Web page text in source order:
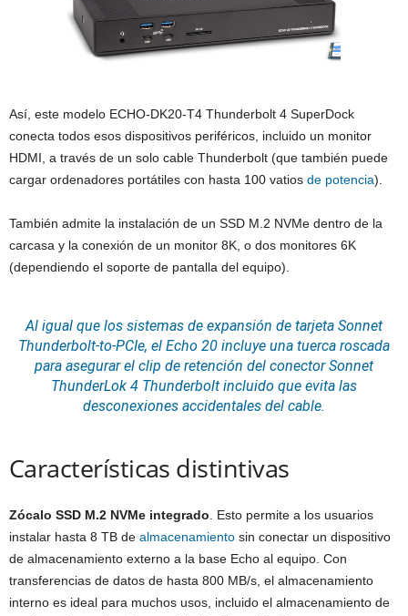
Así, este modelo ECHO-DK20-T4 Thunderbolt 4 SuperDock
conecta todos esos dispositivos periféricos, incluido un monitor
HDMI, a través de un solo cable Thunderbolt (que también puede
cargar ordenadores portátiles con hasta 100 vatios de potencia).
También admite la instalación de un SSD M.2 NVMe dentro de la
carcasa y la conexión de un monitor 8K, o dos monitores 6K
(dependiendo el soporte de pantalla del equipo).
Al igual que los sistemas de expansión de tarjeta Sonnet
Thunderbolt-to-PCIe, el Echo 20 incluye una tuerca roscada
para asegurar el clip de retención del conector Sonnet
ThunderLok 4 Thunderbolt incluido que evita las
desconexiones accidentales del cable.
Características distintivas
Zócalo SSD M.2 NVMe integrado . Esto permite a los usuarios
instalar hasta 8 TB de almacenamiento sin conectar un dispositivo
de almacenamiento externo a la base Echo al equipo. Con
transferencias de datos de hasta 800 MB/s, el almacenamiento
interno es ideal para muchos usos, incluido el almacenamiento de